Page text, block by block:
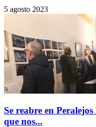
5 agosto 2023
Se reabre en
que nos...